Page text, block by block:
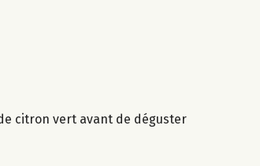
citron vert avant de déguster